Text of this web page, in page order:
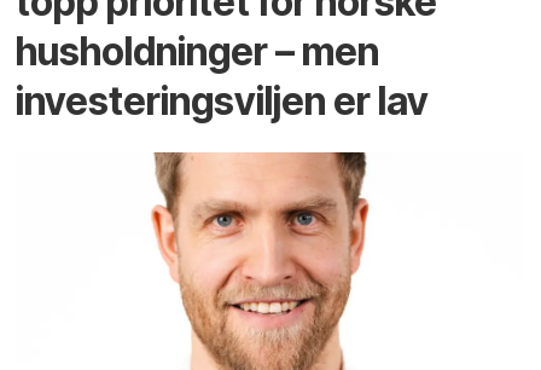
husholdninger – men
investeringsviljen er lav